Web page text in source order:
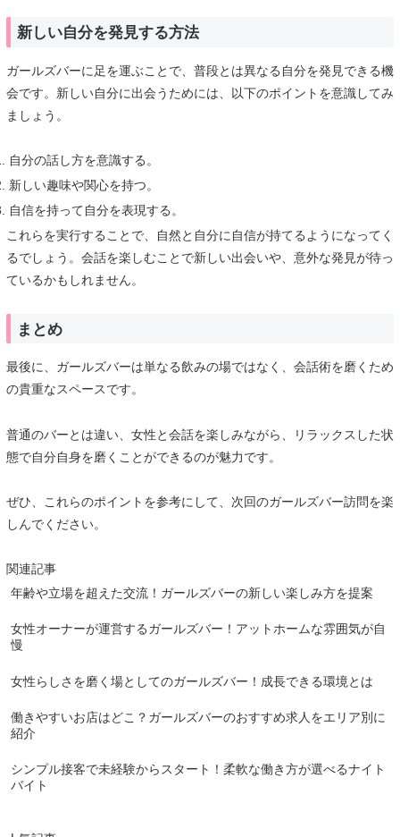
新しい自分を発見する方法
ガールズバーに足を運ぶことで、普段とは異なる自分を発見できる機
会です。新しい自分に出会うためには、以下のポイントを意識してみ
ましょう。
自分の話し方を意識する。
新しい趣味や関心を持つ。
自信を持って自分を表現する。
これらを実行することで、自然と自分に自信が持てるようになってく
るでしょう。会話を楽しむことで新しい出会いや、意外な発見が待っ
ているかもしれません。
まとめ
最後に、ガールズバーは単なる飲みの場ではなく、会話術を磨くため
の貴重なスペースです。
普通のバーとは違い、女性と会話を楽しみながら、リラックスした状
態で自分自身を磨くことができるのが魅力です。
ぜひ、これらのポイントを参考にして、次回のガールズバー訪問を楽
しんでください。
関連記事
年齢や立場を超えた交流！ガールズバーの新しい楽しみ方を提案
女性オーナーが運営するガールズバー！アットホームな雰囲気が自
慢
女性らしさを磨く場としてのガールズバー！成長できる環境とは
働きやすいお店はどこ？ガールズバーのおすすめ求人をエリア別に
紹介
シンプル接客で未経験からスタート！柔軟な働き方が選べるナイト
バイト